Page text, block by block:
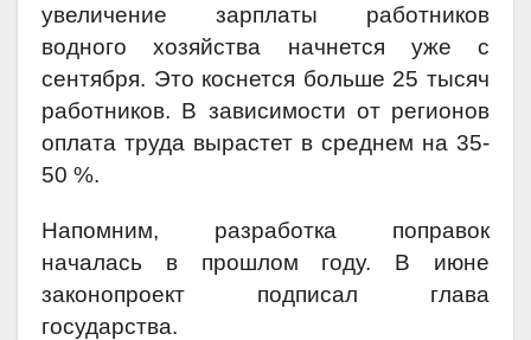
увеличение зарплаты работников
водного хозяйства начнется уже с
сентября. Это коснется больше 25 тысяч
работников. В зависимости от регионов
оплата труда вырастет в среднем на 35-
50 %.
Напомним, разработка поправок
началась в прошлом году. В июне
законопроект подписал глава
государства.